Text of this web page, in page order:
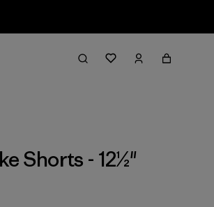
Shorts - 12½"